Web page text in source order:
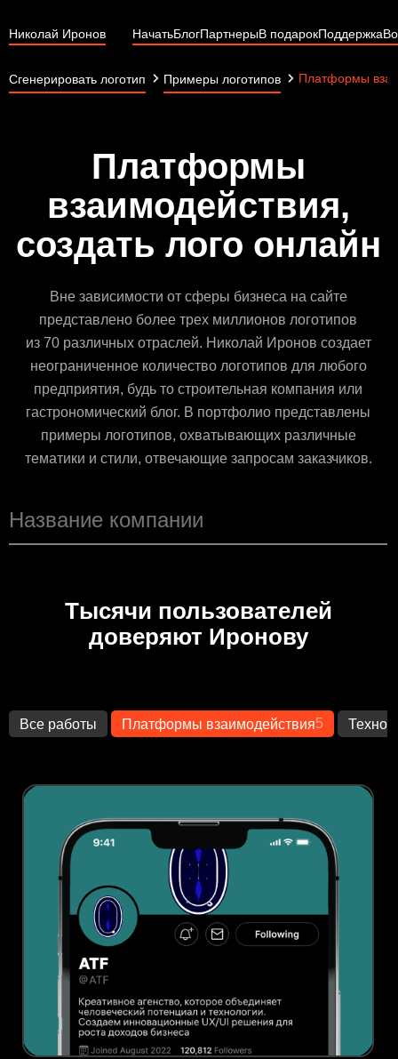
Николай Иронов НачатьБлогПартнерыВ подарокПоддержка
Сгенерировать логотип Примеры логотипов Платформы
Платформы
взаимодействия,
создать лого онлайн
Вне зависимости от сферы бизнеса на сайте
представлено более трех миллионов логотипов
из 70 различных отраслей. Николай Иронов создает
неограниченное количество логотипов для любого
предприятия, будь то строительная компания или
гастрономический блог. В портфолио представлены
примеры логотипов, охватывающих различные
тематики и стили, отвечающие запросам заказчиков.
Тысячи пользователей
доверяют Иронову
Все работы Платформы взаимодействия5